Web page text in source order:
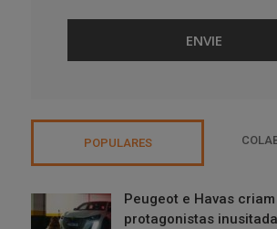
POPULARES
Peugeot e Havas
protagonistas